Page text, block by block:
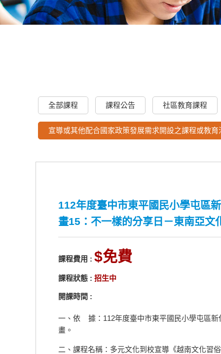
全部課程 課程公告 社區教育課程
宣導或其他配合國家政策發展需求開設之課程或教育
112年度臺中市東平國民小學屯區
畫15：不一樣的分享日－東南亞文
課程費用 : 免費
課程狀態 : 招生中
開課時間 :
一、依 據：112年度臺中市東平國民小學屯區新
畫。
二、課程名稱：多元文化到校宣導《越南文化習